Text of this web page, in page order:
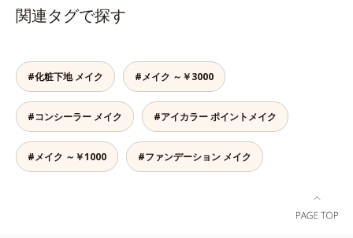
ョンが作れて、瞳の印象を確実に
UP。重ね方次第で印象の異なる仕
色を考えたこだわりの色設計だか
ら、冒険カラーも肌にすんなりなじ
み、立体的で華やかな目元に仕上が
ります。容器の中でプレスされた粉
体が、塗布時にプレス圧から解放さ
れて丸い粉体になる「バウンスロー
ルパウダー」を採用しました。肌の
関連タグで探す
#化粧下地 メイク #メイク ～￥3000
#コンシーラー メイク #アイカラー ポイントメイク
#メイク ～￥1000 #ファンデーション メイク